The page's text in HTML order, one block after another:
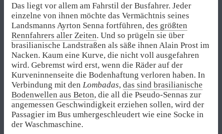
Das liegt vor allem am Fahrstil der Busfahrer. Jeder
einzelne von ihnen möchte das Vermächtnis seines
Landsmanns Ayrton Senna fortführen, des größten
Rennfahrers aller Zeiten. Und so prügeln sie über
brasilianische Landstraßen als säße ihnen Alain Prost im
Nacken. Kaum eine Kurve, die nicht voll ausgefahren
wird. Gebremst wird erst, wenn die Räder auf der
Kurveninnenseite die Bodenhaftung verloren haben. In
Verbindung mit den Lombadas, das sind brasilianische
Bodenwellen aus Beton, die all die Pseudo-Sennas zur
angemessen Geschwindigkeit erziehen sollen, wird der
Passagier im Bus umhergeschleudert wie eine Socke in
der Waschmaschine.